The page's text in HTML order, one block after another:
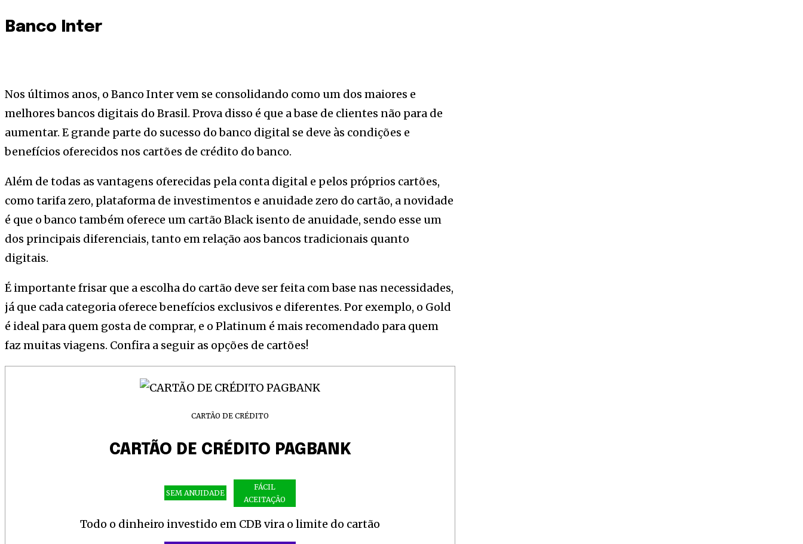
Banco Inter
Nos últimos anos, o Banco Inter vem se consolidando como um dos maiores e
melhores bancos digitais do Brasil. Prova disso é que a base de clientes não para de
aumentar. E grande parte do sucesso do banco digital se deve às condições e
benefícios oferecidos nos cartões de crédito do banco.
Além de todas as vantagens oferecidas pela conta digital e pelos próprios cartões,
como tarifa zero, plataforma de investimentos e anuidade zero do cartão, a novidade
é que o banco também oferece um cartão Black isento de anuidade, sendo esse um
dos principais diferenciais, tanto em relação aos bancos tradicionais quanto
digitais.
É importante frisar que a escolha do cartão deve ser feita com base nas necessidades,
já que cada categoria oferece benefícios exclusivos e diferentes. Por exemplo, o Gold
é ideal para quem gosta de comprar, e o Platinum é mais recomendado para quem
faz muitas viagens. Confira a seguir as opções de cartões!
CARTÃO DE CRÉDITO
CARTÃO DE CRÉDITO PAGBANK
SEM ANUIDADE
FÁCIL
ACEITAÇÃO
Todo o dinheiro investido em CDB vira o limite do cartão